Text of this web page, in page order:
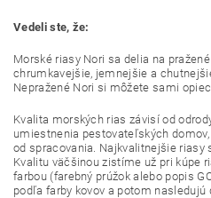
Vedeli ste, že:
Morské riasy Nori sa delia na
chrumkavejšie, jemnejšie a
Nepražené Nori si môžete sami
Kvalita morských rias závisí od
umiestnenia pestovateľských
od spracovania. Najkvalitnejšie riasy
Kvalitu väčšinou zistíme už pri kúpe
farbou (farebný prúžok alebo popis
podľa farby kovov a potom nasledujú